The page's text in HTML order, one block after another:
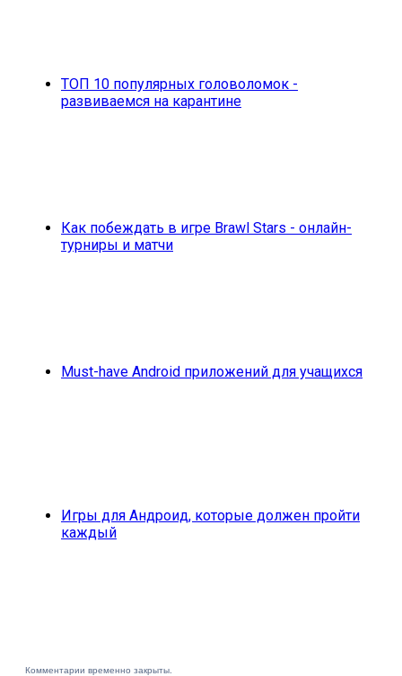
ТОП 10 популярных головоломок -
развиваемся на карантине
Как побеждать в игре Brawl Stars - онлайн-
турниры и матчи
Must-have Android приложений для учащихся
Игры для Андроид, которые должен пройти
каждый
Комментарии временно закрыты.